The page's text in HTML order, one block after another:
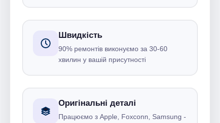
Швидкість
90% ремонтів виконуємо за 30-60
хвилин у вашій присутності
Оригінальні деталі
Працюємо з Apple, Foxconn, Samsung -